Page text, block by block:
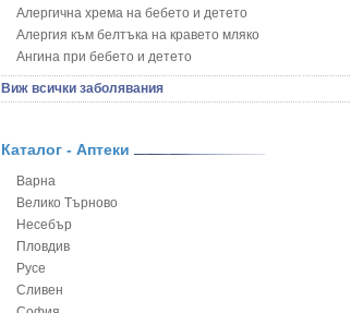
Алергична хрема на бебето и детето
Алергия към белтъка на кравето мляко
Ангина при бебето и детето
Анемия при бебето и детето
Апетит - пълни деца
Безапетитие при бебето и детето
Бронхит и пневмония при деца
Варицела
Висока температура на бебето и детето
Възпаление на ушите на бебето и детето
Глисти
Грижа за пъпа на новороденото
Виж всички заболявания
Каталог - Аптеки
Варна
Велико Търново
Несебър
Пловдив
Русе
Сливен